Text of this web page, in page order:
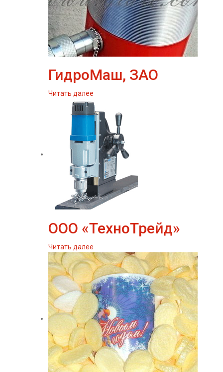
ГидроМаш, ЗАО
Читать далее
ООО «ТехноТрейд»
Читать далее